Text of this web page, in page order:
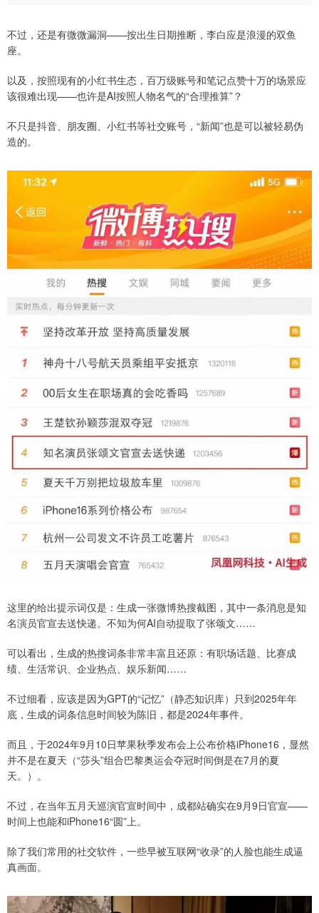
不过，还是有微微漏洞——按出生日期推断，李白应是浪漫的双鱼
座。
以及，按照现有的小红书生态，百万级账号和笔记点赞十万的场景应
该很难出现——也许是AI按照人物名气的“合理推算”？
不只是抖音、朋友圈、小红书等社交账号，“新闻”也是可以被轻易伪
造的。
这里的给出提示词仅是：生成一张微博热搜截图，其中一条消息是知
名演员官宣去送快递。不知为何AI自动提取了张颂文……
可以看出，生成的热搜词条非常丰富且还原：有职场话题、比赛成
绩、生活常识、企业热点、娱乐新闻……
不过细看，应该是因为GPT的“记忆”（静态知识库）只到2025年年
底，生成的词条信息时间较为陈旧，都是2024年事件。
而且，于2024年9月10日苹果秋季发布会上公布价格iPhone16，显然
并不是在夏天（“莎头”组合巴黎奥运会夺冠时间倒是在7月的夏
天。）。
不过，在当年五月天巡演官宣时间中，成都站确实在9月9日官宣——
时间上也能和iPhone16“圆”上。
除了我们常用的社交软件，一些早被互联网“收录”的人脸也能生成逼
真画面。